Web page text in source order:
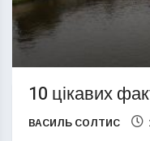
10 цікавих
ВАСИЛЬ СОЛТИС